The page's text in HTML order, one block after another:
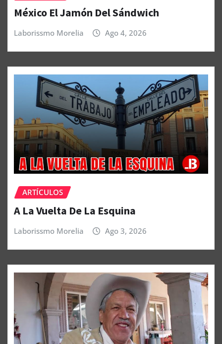
México El Jamón Del Sándwich
Laborissmo Morelia Ago 4, 2026
ARTÍCULOS
A La Vuelta De La Esquina
Laborissmo Morelia Ago 3, 2026